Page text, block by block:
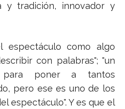
y tradición, innovador y
espectáculo como algo
con palabras"; "un
para poner a tantos
pero ese es uno de los
espectáculo". Y es que el